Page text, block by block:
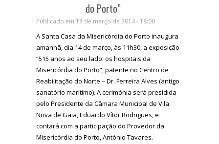
do Porto”
Publicado em 13 de março de 2014 - 18:00
A Santa Casa da Misericórdia do Porto inaugura
amanhã, dia 14 de março, às 11h30, a exposição
“515 anos ao seu lado: os hospitais da
Misericórdia do Porto”, patente no Centro de
Reabilitação do Norte – Dr. Ferreira Alves (antigo
sanatório marítimo). A cerimónia será presidida
pelo Presidente da Câmara Municipal de Vila
Nova de Gaia, Eduardo Vítor Rodrigues, e
contará com a participação do Provedor da
Misericórdia do Porto, António Tavares.